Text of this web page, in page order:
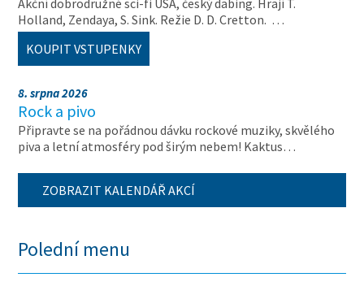
Akční dobrodružné sci-fi USA, český dabing. Hrají T.
Holland, Zendaya, S. Sink. Režie D. D. Cretton. …
KOUPIT VSTUPENKY
8. srpna 2026
Rock a pivo
Připravte se na pořádnou dávku rockové muziky, skvělého
piva a letní atmosféry pod širým nebem! Kaktus…
ZOBRAZIT KALENDÁŘ AKCÍ
Polední menu